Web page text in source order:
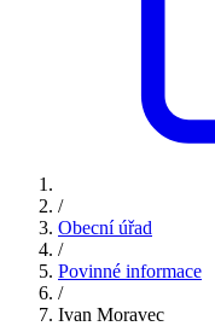
/
Obecní úřad
/
Povinné informace
/
Ivan Moravec